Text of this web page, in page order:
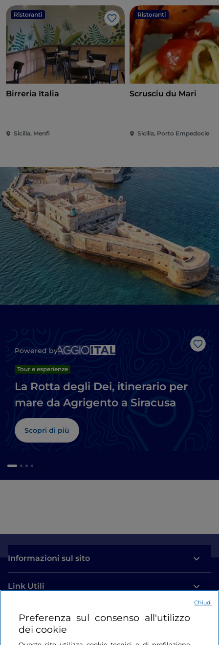
Ristoranti
Like
Birreria Italia
Sicilia, Menfi
Ristoranti
Scrusciu du Mari
Sicilia, Porto Empedocle
Like
Powered by
Tour e esperienze
La Rotta degli Dei, itinerario per
mare da Agrigento a Siracusa
Scopri di più
Informazioni sul sito
Link Utili
Login
Restiamo in contatto
Preferenza sul consenso all'utilizzo
dei cookie
Chiudi